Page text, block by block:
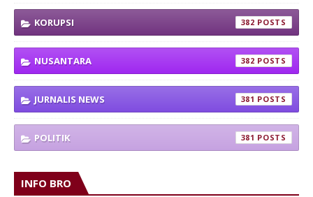
KORUPSI 382
NUSANTARA 382
JURNALIS NEWS 381
POLITIK 381
INFO BRO